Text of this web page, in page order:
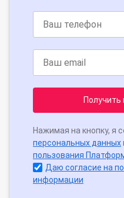
Получить
Нажимая на кнопку, я
персональных данных
пользования
Даю согласие на
информации